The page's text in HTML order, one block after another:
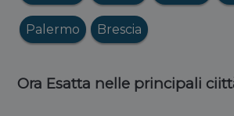
Palermo Brescia
Ora Esatta nelle principali